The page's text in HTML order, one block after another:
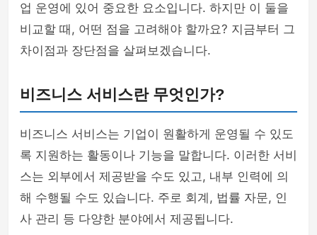
업 운영에 있어 중요한 요소입니다. 하지만 이 둘을
비교할 때, 어떤 점을 고려해야 할까요? 지금부터 그
차이점과 장단점을 살펴보겠습니다.
비즈니스 서비스란 무엇인가?
비즈니스 서비스는 기업이 원활하게 운영될 수 있도
록 지원하는 활동이나 기능을 말합니다. 이러한 서비
스는 외부에서 제공받을 수도 있고, 내부 인력에 의
해 수행될 수도 있습니다. 주로 회계, 법률 자문, 인
사 관리 등 다양한 분야에서 제공됩니다.